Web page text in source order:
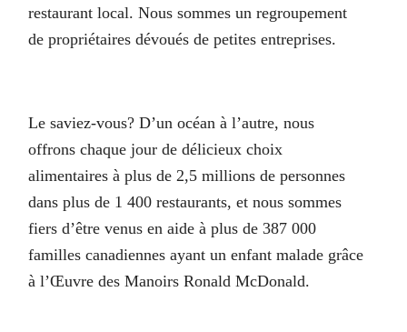
restaurant local. Nous sommes un regroupement
de propriétaires dévoués de petites entreprises.
Le saviez-vous? D’un océan à l’autre, nous
offrons chaque jour de délicieux choix
alimentaires à plus de 2,5 millions de personnes
dans plus de 1 400 restaurants, et nous sommes
fiers d’être venus en aide à plus de 387 000
familles canadiennes ayant un enfant malade grâce
à l’Œuvre des Manoirs Ronald McDonald.